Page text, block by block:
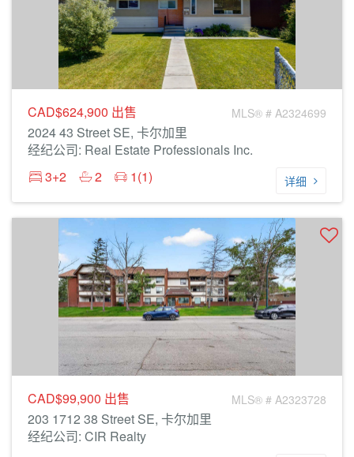
CAD$624,900 出售 MLS® # A2324699
2024 43 Street SE, 卡尔加里
经纪公司: Real Estate Professionals Inc.
3+2
2 1(1) 详细
CAD$99,900 出售 MLS® # A2323728
203 1712 38 Street SE, 卡尔加里
经纪公司: CIR Realty